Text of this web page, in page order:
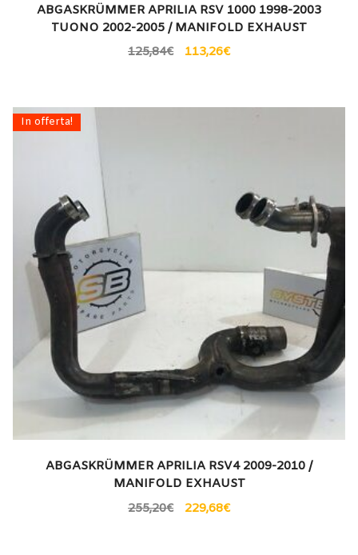
ABGASKRÜMMER APRILIA RSV 1000 1998-2003
TUONO 2002-2005 / MANIFOLD EXHAUST
125,84€ 113,26€
In offerta!
ABGASKRÜMMER APRILIA RSV4 2009-2010 /
MANIFOLD EXHAUST
255,20€ 229,68€